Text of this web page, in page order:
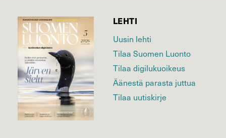
LEHTI
Uusin lehti
Tilaa Suomen Luonto
Tilaa digilukuoikeus
Äänestä parasta juttua
Tilaa uutiskirje